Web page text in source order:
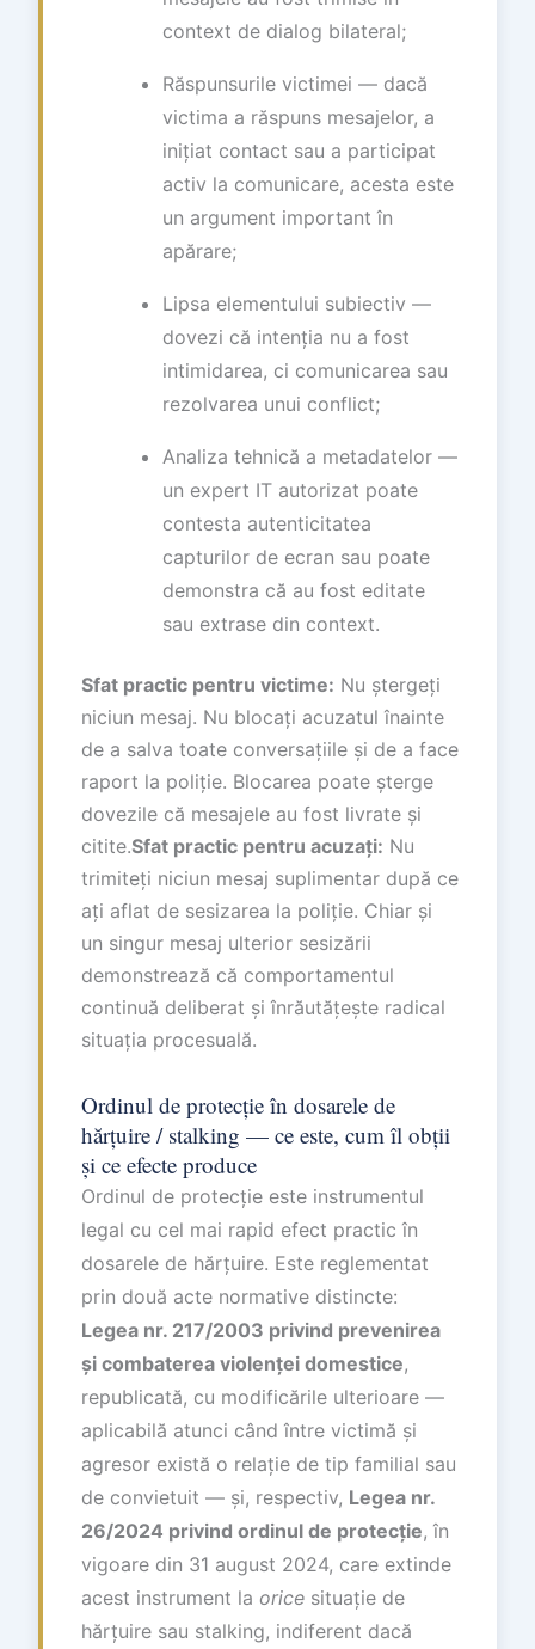
context de dialog bilateral;
Răspunsurile victimei — dacă
victima a răspuns mesajelor, a
inițiat contact sau a participat
activ la comunicare, acesta este
un argument important în
apărare;
Lipsa elementului subiectiv —
dovezi că intenția nu a fost
intimidarea, ci comunicarea sau
rezolvarea unui conflict;
Analiza tehnică a metadatelor —
un expert IT autorizat poate
contesta autenticitatea
capturilor de ecran sau poate
demonstra că au fost editate
sau extrase din context.
Sfat practic pentru victime: Nu ștergeți
niciun mesaj. Nu blocați acuzatul înainte
de a salva toate conversațiile și de a face
raport la poliție. Blocarea poate șterge
dovezile că mesajele au fost livrate și
citite.Sfat practic pentru acuzați: Nu
trimiteți niciun mesaj suplimentar după ce
ați aflat de sesizarea la poliție. Chiar și
un singur mesaj ulterior sesizării
demonstrează că comportamentul
continuă deliberat și înrăutățește radical
situația procesuală.
Ordinul de protecție în dosarele de
hărțuire / stalking — ce este, cum îl obții
și ce efecte produce
Ordinul de protecție este instrumentul
legal cu cel mai rapid efect practic în
dosarele de hărțuire. Este reglementat
prin două acte normative distincte:
Legea nr. 217/2003 privind prevenirea
și combaterea violenței domestice,
republicată, cu modificările ulterioare —
aplicabilă atunci când între victimă și
agresor există o relație de tip familial sau
de convietuit — și, respectiv, Legea nr.
26/2024 privind ordinul de protecție, în
vigoare din 31 august 2024, care extinde
acest instrument la orice situație de
hărțuire sau stalking, indiferent dacă